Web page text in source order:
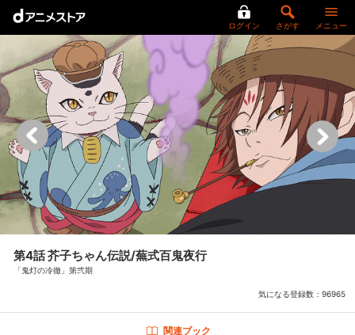
ログイン さがす メニュー
第4話 芥子ちゃん伝説/蕪式百鬼夜行
「鬼灯の冷徹」第弐期
気になる登録数： 96965
関連ブック